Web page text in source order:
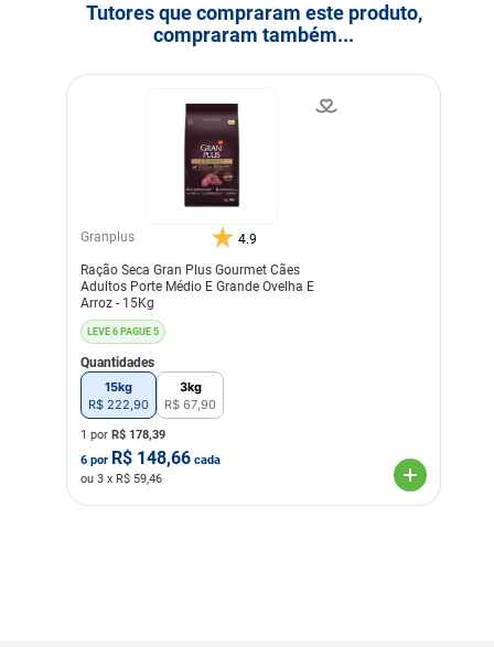
Tutores que compraram este produto,
compraram também...
Granplus 4.9
Ração Seca Gran Plus Gourmet Cães
Adultos Porte Médio E Grande Ovelha E
Arroz - 15Kg
LEVE 6 PAGUE 5
Quantidades
15kg
R$ 222,90
3kg
R$ 67,90
1 por R$ 178,39
6 por R$ 148,66 cada
ou 3 x R$ 59,46